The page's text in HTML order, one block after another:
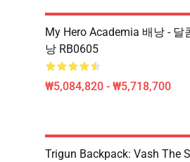
My Hero Academia 배낭 - 달
낭 RB0605
₩5,084,820 - ₩5,718,700
Trigun Backpack: Vash The